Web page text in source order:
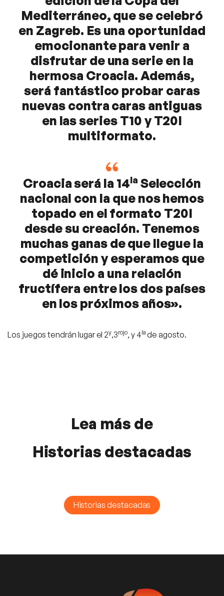
Mediterráneo, que se celebró
en Zagreb. Es una oportunidad
emocionante para venir a
disfrutar de una serie en la
hermosa Croacia. Además,
será fantástico probar caras
nuevas contra caras antiguas
en las series T10 y T20I
multiformato.
Croacia será la 14la Selección
nacional con la que nos hemos
topado en el formato T20I
desde su creación. Tenemos
muchas ganas de que llegue la
competición y esperamos que
dé inicio a una relación
fructífera entre los dos países
en los próximos años».
Los juegos tendrán lugar el 2y,3rojo, y 4la de agosto.
Lea más de
Historias destacadas
Historias destacadas